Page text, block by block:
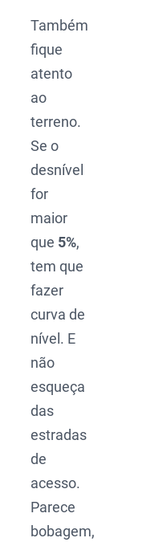
Também
fique
atento
ao
terreno.
Se o
desnível
for
maior
que 5%,
tem que
fazer
curva de
nível. E
não
esqueça
das
estradas
de
acesso.
Parece
bobagem,